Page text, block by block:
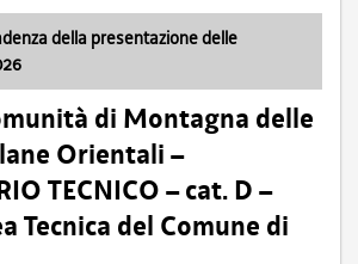
della presentazione delle
di Montagna delle
Orientali –
TECNICO – cat. D –
Tecnica del Comune di